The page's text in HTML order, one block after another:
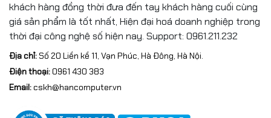
khách hàng đồng thời đưa đến tay khách hàng cuối cùng
giá sản phẩm là tốt nhất, Hiện đại hoá doanh nghiệp trong
thời đại công nghệ số hiện nay. Support: 0961.211.232
Địa chỉ:Số 20 Liền kề 11, Vạn Phúc, Hà Đông, Hà Nội.
Điện thoại:0961 430 383
Email:cskh@hancomputer.vn